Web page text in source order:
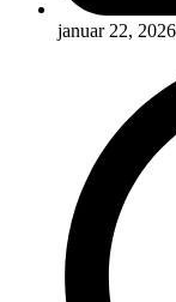
januar 22, 2026